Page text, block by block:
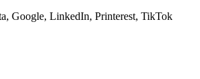
Google, LinkedIn, Printerest, TikTok